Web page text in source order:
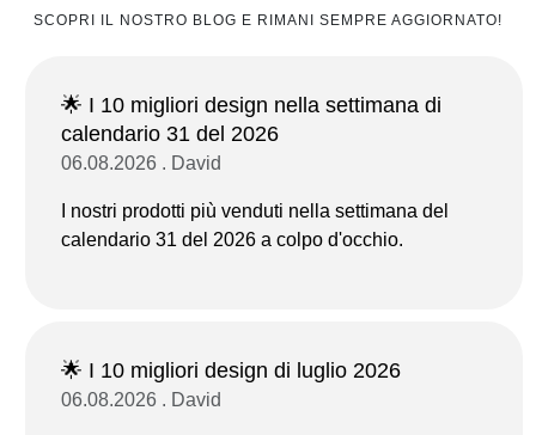
SCOPRI IL NOSTRO BLOG E RIMANI SEMPRE AGGIORNATO!
🌟 I 10 migliori design nella settimana di
calendario 31 del 2026
06.08.2026 . David
I nostri prodotti più venduti nella settimana del
calendario 31 del 2026 a colpo d'occhio.
🌟 I 10 migliori design di luglio 2026
06.08.2026 . David